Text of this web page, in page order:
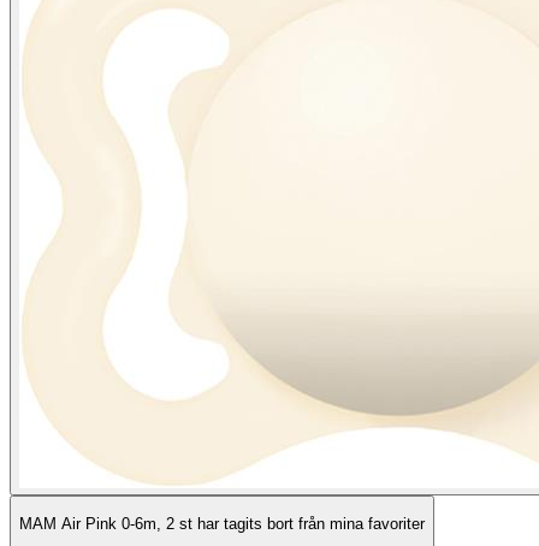
MAM Air Pink 0-6m, 2 st har tagits bort från mina favoriter